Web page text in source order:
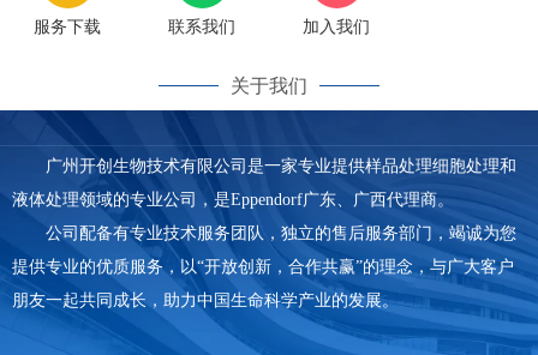
服务下载 联系我们 加入我们
关于我们
广州开创生物技术有限公司是一家专业提供样品处理细胞处理和
液体处理领域的专业公司，是Eppendorf广东、广西代理商。
公司配备有专业技术服务团队，独立的售后服务部门，竭诚为您
提供专业的优质服务，以“开放创新，合作共赢”的理念，与广大客户
朋友一起共同成长，助力中国生命科学产业的发展。